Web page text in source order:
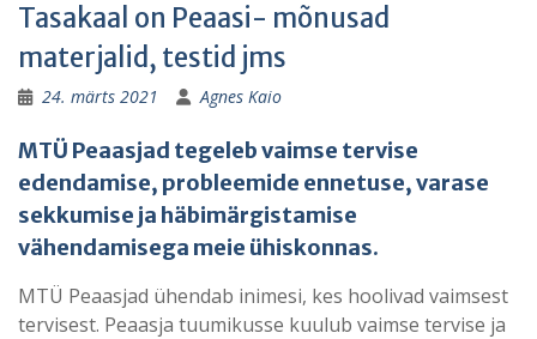
Tasakaal on Peaasi- mõnusad
materjalid, testid jms
24. märts 2021 Agnes Kaio
MTÜ Peaasjad tegeleb vaimse tervise
edendamise, probleemide ennetuse, varase
sekkumise ja häbimärgistamise
vähendamisega meie ühiskonnas.
MTÜ Peaasjad ühendab inimesi, kes hoolivad vaimsest
tervisest. Peaasja tuumikusse kuulub vaimse tervise ja